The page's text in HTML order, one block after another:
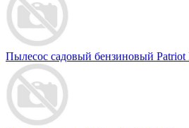
Пылесос садовый бензиновый Patriot